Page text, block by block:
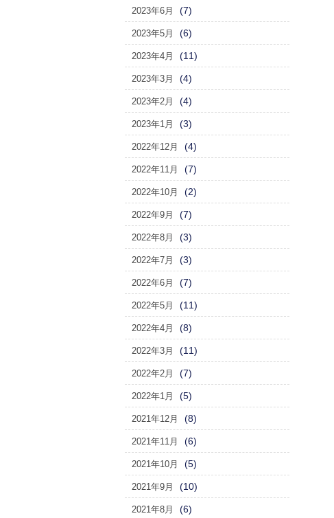
2023年6月 (7)
2023年5月 (6)
2023年4月 (11)
2023年3月 (4)
2023年2月 (4)
2023年1月 (3)
2022年12月 (4)
2022年11月 (7)
2022年10月 (2)
2022年9月 (7)
2022年8月 (3)
2022年7月 (3)
2022年6月 (7)
2022年5月 (11)
2022年4月 (8)
2022年3月 (11)
2022年2月 (7)
2022年1月 (5)
2021年12月 (8)
2021年11月 (6)
2021年10月 (5)
2021年9月 (10)
2021年8月 (6)